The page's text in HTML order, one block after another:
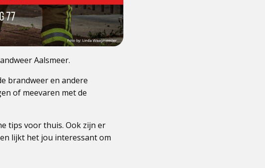
Aalsmeer.
brandweer en andere
of meevaren met de
tips voor thuis. Ook zijn er
lijkt het jou interessant om